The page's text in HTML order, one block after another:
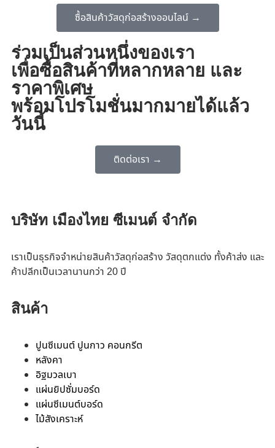
ซื้อสินค้าวัสดุก่อสร้างออนไลน์ →
ร่วมเป็นส่วนหนึ่งของเรา
เพื่อซื้อสินค้าที่หลากหลาย และ
ราคาพิเศษ
พร้อมโปรโมชั่นมากมายได้แล้ว
วันนี้
ติดต่อเรา →
บริษัท เมืองไทย ซีเมนต์ จำกัด
เราเป็นธุรกิจจำหน่ายสินค้าวัสดุก่อสร้าง วัสดุตกแต่ง ทั้งค้าส่ง และ
ค้าปลีกเป็นเวลานานกว่า 20 ปี
สินค้า
ปูนซีเมนต์ ปูนกาว คอนกรีต
หลังคา
อิฐมวลเบา
แผ่นยิปซั่มบอร์ด
แผ่นซีเมนต์บอร์ด
ไม้สังเคราะห์